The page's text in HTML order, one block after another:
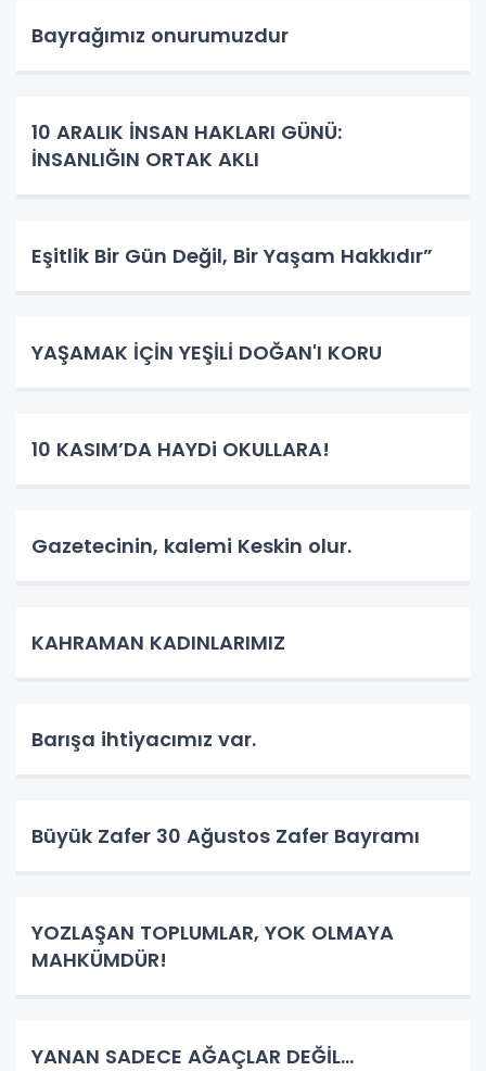
Bayrağımız onurumuzdur
10 ARALIK İNSAN HAKLARI GÜNÜ:
İNSANLIĞIN ORTAK AKLI
Eşitlik Bir Gün Değil, Bir Yaşam Hakkıdır”
YAŞAMAK İÇİN YEŞİLİ DOĞAN'I KORU
10 KASIM’DA HAYDi OKULLARA!
Gazetecinin, kalemi Keskin olur.
KAHRAMAN KADINLARIMIZ
Barışa ihtiyacımız var.
Büyük Zafer 30 Ağustos Zafer Bayramı
YOZLAŞAN TOPLUMLAR, YOK OLMAYA
MAHKÜMDÜR!
YANAN SADECE AĞAÇLAR DEĞİL…